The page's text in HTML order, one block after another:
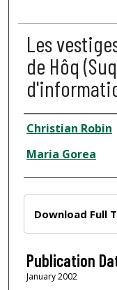
Les
de Hôq
Author
Christian Robin
Maria Gorea
Download Full
Publication
January 2002